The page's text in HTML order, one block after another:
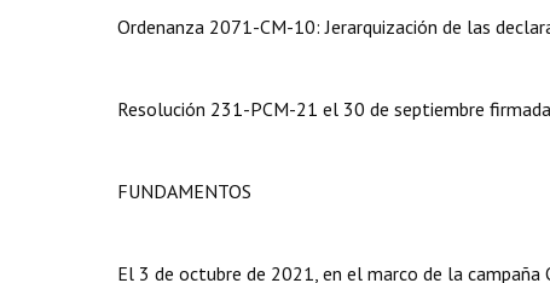
Ordenanza 2071-CM-10: Jerarquización de las
Resolución 231-PCM-21 el 30 de septiembre
FUNDAMENTOS
El 3 de octubre de 2021, en el marco de la